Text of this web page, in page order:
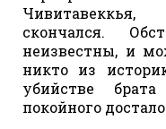
скончался.
неизвестны, и
никто из
убийстве
покойного